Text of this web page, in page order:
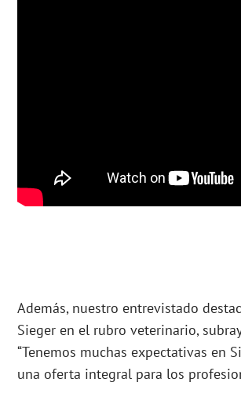
Además, nuestro entrevistado
Sieger en el rubro veterinario,
“Tenemos muchas expectativas en
una oferta integral para los